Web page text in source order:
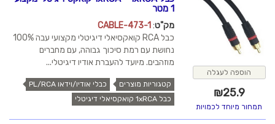
הוספה לעגלה
₪25.9
תמחור מיוחד לכמויות
1 מטר
מק"ט:
CABLE-473-1
כבל RCA קואקסיאלי דיגיטלי מקצועי עבה 100%
נחושת עם רמת סיכוך גבוהה, עם מחברים
מוזהבים. מיועד להעברת אודיו דיגיטלי...
קטגוריות מוצרים
כבלי אודיו/וידאו PL/RCA
כבל 1xRCA קואקסיאלי דיגיטלי